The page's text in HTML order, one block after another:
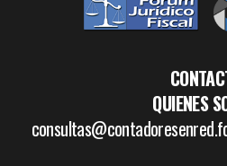
QUIENES